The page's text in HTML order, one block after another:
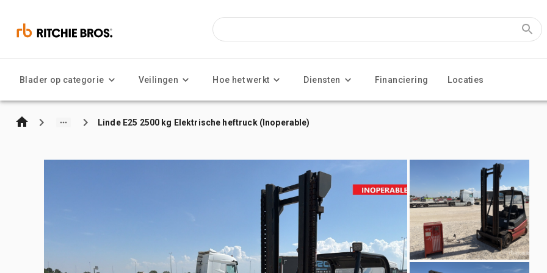
Blader op categorie Veilingen Hoe het werkt Diensten Financiering Locaties
Linde E25 2500 kg Elektrische heftruck (Inoperable)